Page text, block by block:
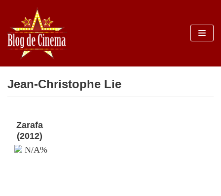
Sari
la
conținut
Jean-Christophe Lie
Zarafa
(2012)
N/A%